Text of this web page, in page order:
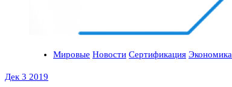
Мировые Новости Сертификация Экономика
Дек 3 2019